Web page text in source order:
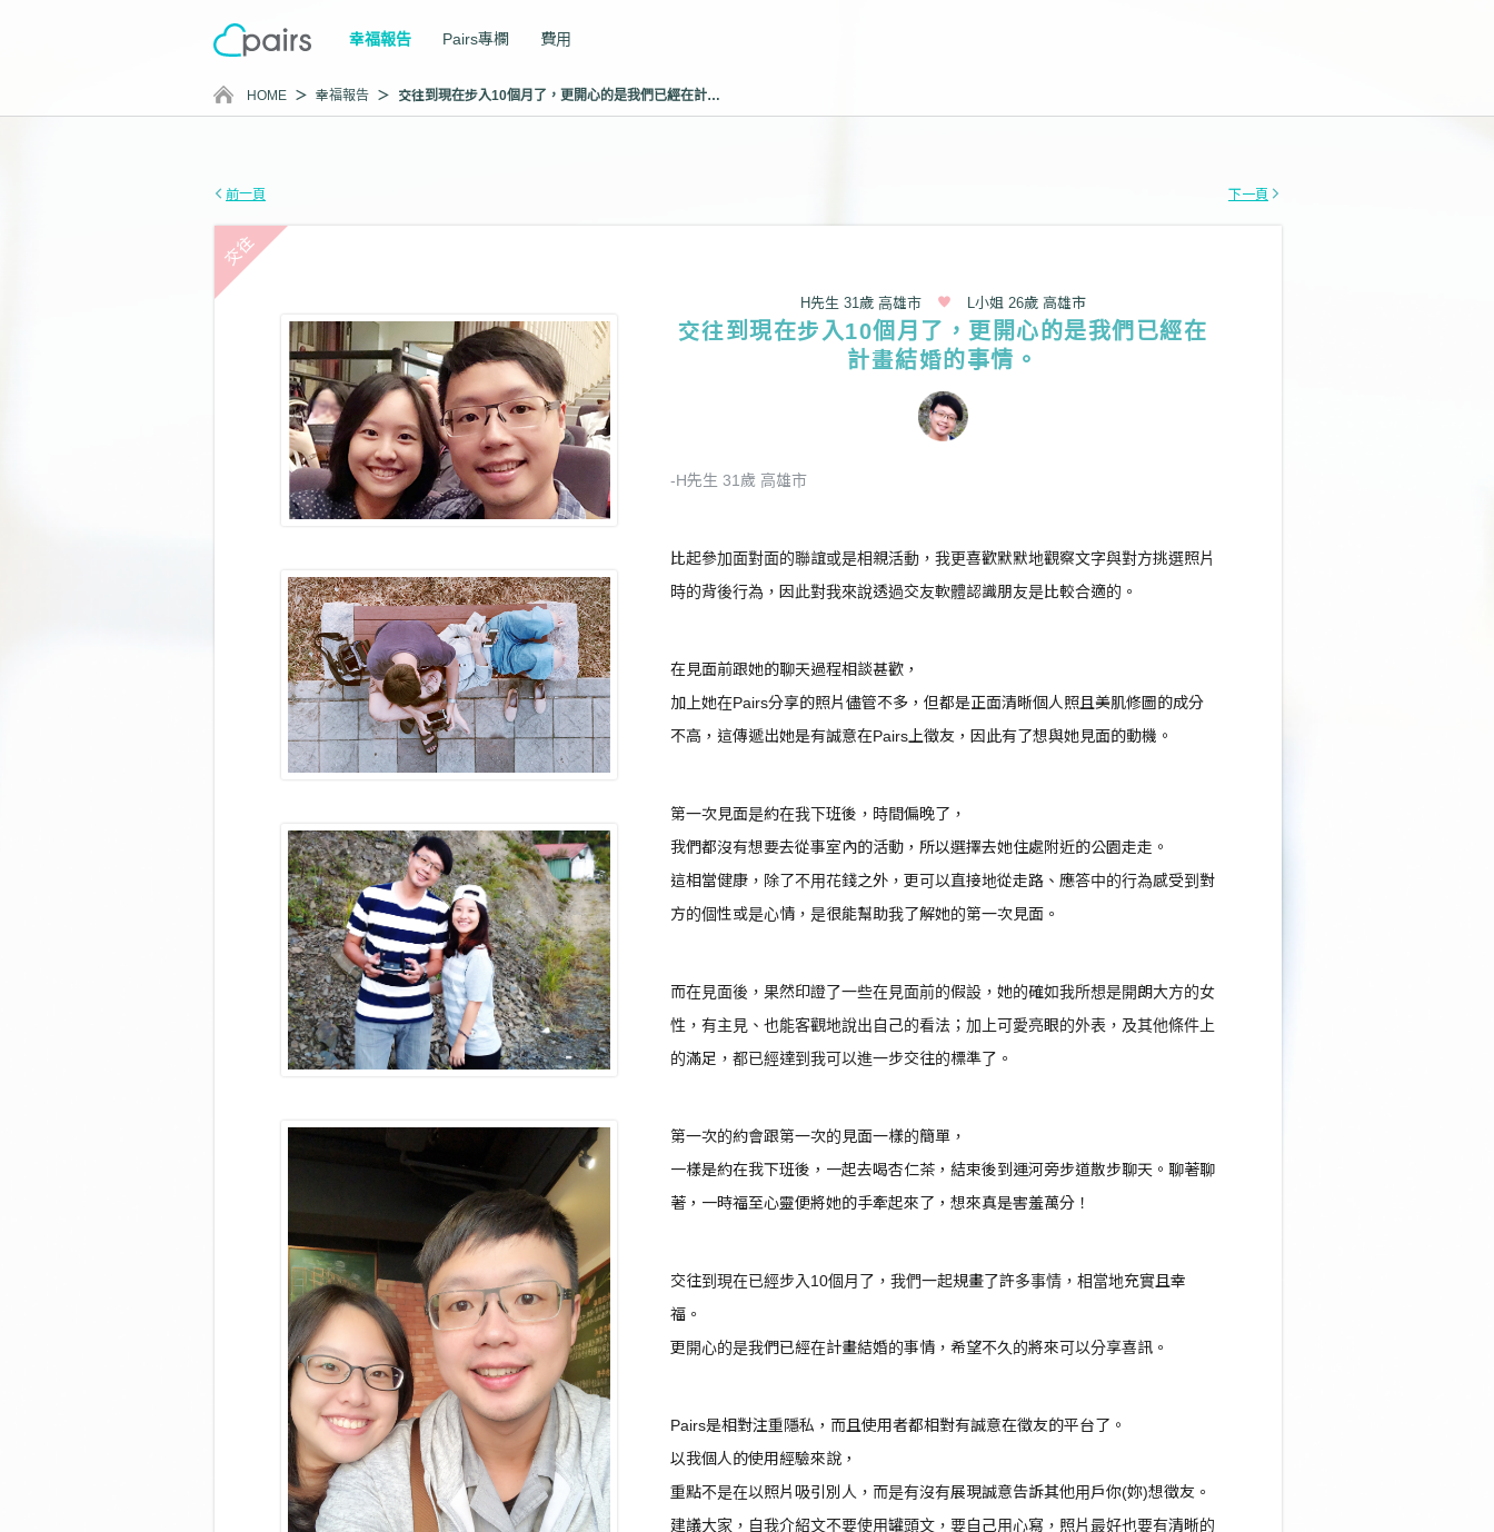
幸福報告 Pairs專欄 費用
HOME 幸福報告 交往到現在步入10個月了，更開心的是我們已經在計畫結婚的事情。
前一頁 下一頁
H先生 31歲 高雄市 L小姐 26歲 高雄市
交往到現在步入10個月了，更開心的是我們已經在
計畫結婚的事情。
-H先生 31歲 高雄市
比起參加面對面的聯誼或是相親活動，我更喜歡默默地觀察文字與對方挑選照片
時的背後行為，因此對我來說透過交友軟體認識朋友是比較合適的。
在見面前跟她的聊天過程相談甚歡，
加上她在Pairs分享的照片儘管不多，但都是正面清晰個人照且美肌修圖的成分
不高，這傳遞出她是有誠意在Pairs上徵友，因此有了想與她見面的動機。
第一次見面是約在我下班後，時間偏晚了，
我們都沒有想要去從事室內的活動，所以選擇去她住處附近的公園走走。
這相當健康，除了不用花錢之外，更可以直接地從走路、應答中的行為感受到對
方的個性或是心情，是很能幫助我了解她的第一次見面。
而在見面後，果然印證了一些在見面前的假設，她的確如我所想是開朗大方的女
性，有主見、也能客觀地說出自己的看法；加上可愛亮眼的外表，及其他條件上
的滿足，都已經達到我可以進一步交往的標準了。
第一次的約會跟第一次的見面一樣的簡單，
一樣是約在我下班後，一起去喝杏仁茶，結束後到運河旁步道散步聊天。聊著聊
著，一時福至心靈便將她的手牽起來了，想來真是害羞萬分！
交往到現在已經步入10個月了，我們一起規畫了許多事情，相當地充實且幸
福。
更開心的是我們已經在計畫結婚的事情，希望不久的將來可以分享喜訊。
Pairs是相對注重隱私，而且使用者都相對有誠意在徵友的平台了。
以我個人的使用經驗來說，
重點不是在以照片吸引別人，而是有沒有展現誠意告訴其他用戶你(妳)想徵友。
建議大家，自我介紹文不要使用罐頭文，要自己用心寫，照片最好也要有清晰的